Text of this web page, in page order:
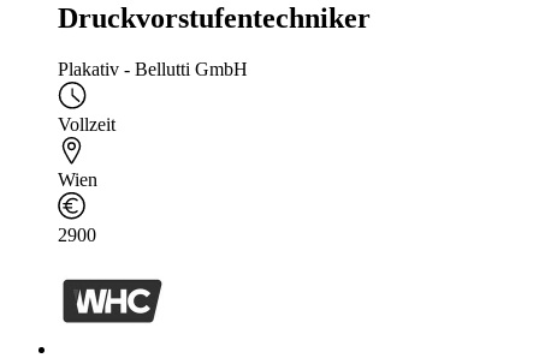
Druckvorstufentechniker
Plakativ - Bellutti GmbH
Vollzeit
Wien
2900